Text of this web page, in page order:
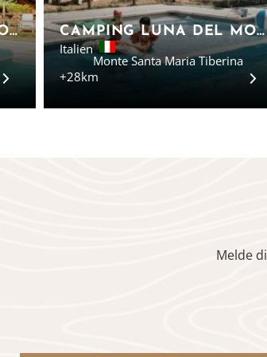
CAMPING LUNA DEL MONTE - SAFARI-ZELTE IN UMBRIEN CAMPING LUNA DEL MONTE - LODGEZELTE IN MONTE SANTA MARIA TIBERINA
Italien
Monte Santa Maria Tiberina
+28km
Melde